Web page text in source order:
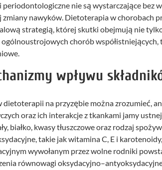
periodontologiczne nie są wystarczające bez
zmiany nawyków. Dietoterapia w chorobach
strategią, której skutki obejmują nie
ogólnoustrojowych chorób
wpływu
dietoterapii na przyzębie można zrozumieć,
oraz ich interakcje z tkankami jamy
białko, kwasy tłuszczowe oraz rodzaj
takie jak witamina C, E i
wywołanym przez wolne rodniki
równowagi